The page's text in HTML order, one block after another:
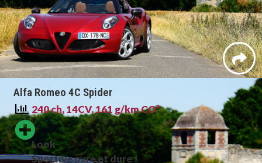
Alfa Romeo 4C Spider
240 ch, 14CV, 161 g/km CO²
Look
Sportive pure et dure !